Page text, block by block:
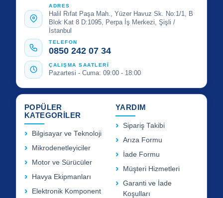
ADRES
Halil Rıfat Paşa Mah., Yüzer Havuz Sk. No:1/1, B
Blok Kat 8 D:1095, Perpa İş Merkezi, Şişli /
İstanbul
TELEFON
0850 242 07 34
ÇALIŞMA SAATLERİ
Pazartesi - Cuma: 09:00 - 18:00
POPÜLER
KATEGORİLER
Bilgisayar ve Teknoloji
Mikrodenetleyiciler
Motor ve Sürücüler
Havya Ekipmanları
Elektronik Komponent
YARDIM
Sipariş Takibi
Arıza Formu
İade Formu
Müşteri Hizmetleri
Garanti ve İade
Koşulları